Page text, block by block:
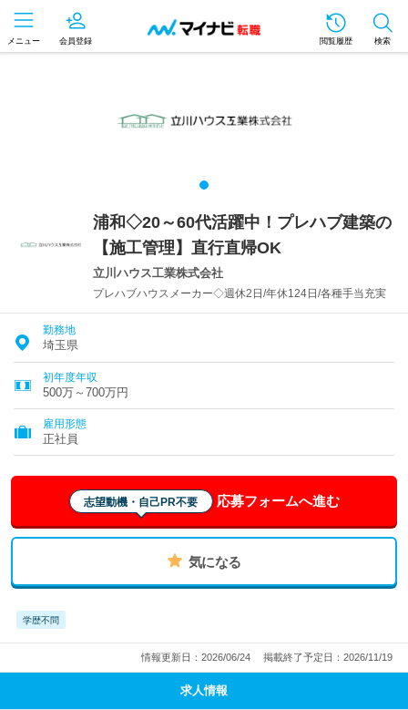
メニュー 会員登録 閲覧履歴 検索
浦和◇20～60代活躍中！プレハブ建築の
【施工管理】直行直帰OK
立川ハウス工業株式会社
プレハブハウスメーカー◇週休2日/年休124日/各種手当充実
勤務地
埼玉県
初年度年収
500万～700万円
雇用形態
正社員
志望動機・自己PR不要 応募フォームへ進む
気になる
学歴不問
情報更新日：2026/06/24 掲載終了予定日：2026/11/19
求人情報